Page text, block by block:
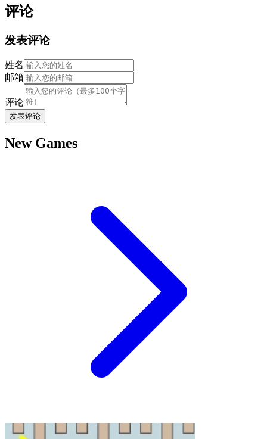
评论
发表评论
姓名
邮箱
评论
发表评论
New Games